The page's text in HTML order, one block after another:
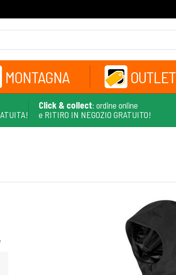
MONTAGNA OUTLET
Click & collect: ordine online
e RITIRO IN NEGOZIO GRATUITO!